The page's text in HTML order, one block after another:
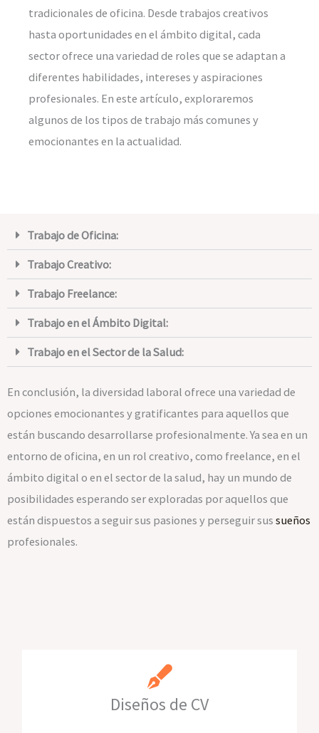
tradicionales de oficina. Desde trabajos creativos
hasta oportunidades en el ámbito digital, cada
sector ofrece una variedad de roles que se adaptan a
diferentes habilidades, intereses y aspiraciones
profesionales. En este artículo, exploraremos
algunos de los tipos de trabajo más comunes y
emocionantes en la actualidad.
Trabajo de Oficina:
Trabajo Creativo:
Trabajo Freelance:
Trabajo en el Ámbito Digital:
Trabajo en el Sector de la Salud:
En conclusión, la diversidad laboral ofrece una variedad de
opciones emocionantes y gratificantes para aquellos que
están buscando desarrollarse profesionalmente. Ya sea en un
entorno de oficina, en un rol creativo, como freelance, en el
ámbito digital o en el sector de la salud, hay un mundo de
posibilidades esperando ser exploradas por aquellos que
están dispuestos a seguir sus pasiones y perseguir sus sueños
profesionales.
Diseños de CV​